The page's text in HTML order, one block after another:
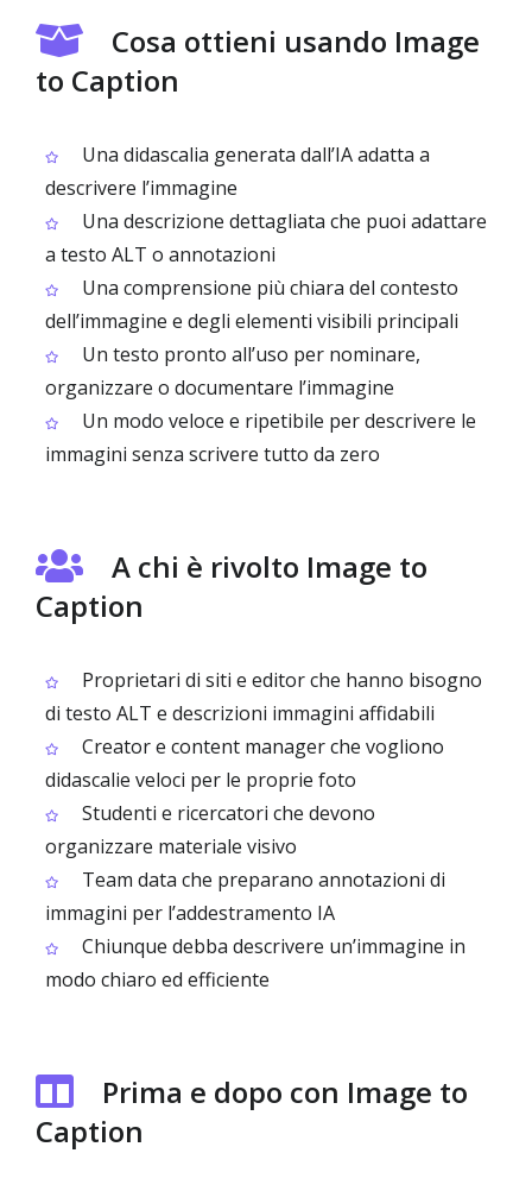
Cosa ottieni usando Image
to Caption
Una didascalia generata dall’IA adatta a
descrivere l’immagine
Una descrizione dettagliata che puoi adattare
a testo ALT o annotazioni
Una comprensione più chiara del contesto
dell’immagine e degli elementi visibili principali
Un testo pronto all’uso per nominare,
organizzare o documentare l’immagine
Un modo veloce e ripetibile per descrivere le
immagini senza scrivere tutto da zero
A chi è rivolto Image to
Caption
Proprietari di siti e editor che hanno bisogno
di testo ALT e descrizioni immagini affidabili
Creator e content manager che vogliono
didascalie veloci per le proprie foto
Studenti e ricercatori che devono
organizzare materiale visivo
Team data che preparano annotazioni di
immagini per l’addestramento IA
Chiunque debba descrivere un’immagine in
modo chiaro ed efficiente
Prima e dopo con Image to
Caption